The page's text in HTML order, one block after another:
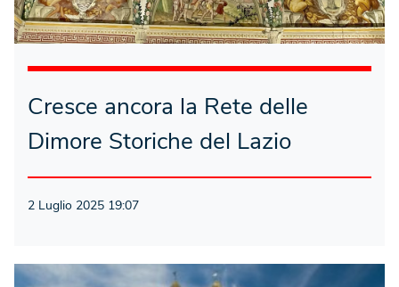
Cresce ancora la Rete delle
Dimore Storiche del Lazio
2 Luglio 2025 19:07